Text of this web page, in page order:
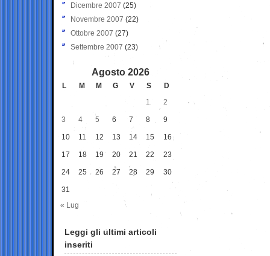
Dicembre 2007 (25)
Novembre 2007 (22)
Ottobre 2007 (27)
Settembre 2007 (23)
Agosto 2026
L M M G V S
D
1
2
3 4 5 6 7 8 9
10 11 12 13 14 15 16
17 18 19 20 21 22 23
24 25 26 27 28 29 30
31
« Lug
Leggi gli ultimi articoli
inseriti